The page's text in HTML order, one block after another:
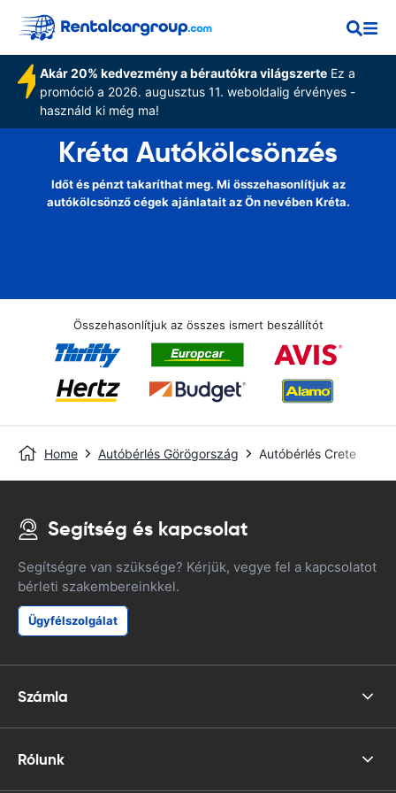
Akár 20% kedvezmény a bérautókra világszerteEz a
promóció a 2026. augusztus 11. weboldalig érvényes -
használd ki még ma!
Kréta Autókölcsönzés
Időt és pénzt takaríthat meg. Mi összehasonlítjuk az
autókölcsönző cégek ajánlatait az Ön nevében Kréta.
Összehasonlítjuk az összes ismert beszállítót
Home Autóbérlés Görögország Autóbérlés Crete
Segítség és kapcsolat
Segítségre van szüksége? Kérjük, vegye fel a kapcsolatot
bérleti szakembereinkkel.
Ügyfélszolgálat
Számla
Rólunk